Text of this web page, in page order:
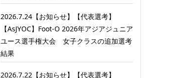
2026.7.24【お知らせ】【代表選考】
【AsJYOC】Foot-O 2026年アジアジュニア
ユース選手権大会 女子クラスの追加選考
結果
2026.7.22【お知らせ】【代表選考】